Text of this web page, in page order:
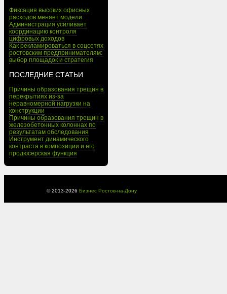
Фиксация высоких офисных
расходов меняет модели
Администрация усиливает
координацию контроля
цифровых доходов
Как рекламироваться в соцсетях
ростовским предпринимателям:
выбор площадок и стратегия
ПОСЛЕДНИЕ СТАТЬИ
Причины образования трещин в
перекрытиях из-за
неравномерной нагрузки на
конструкции
Причины образования трещин в
железобетонных колоннах по
результатам обследования
Инструмент динамического
контраста в композиции и его
продюсерская функция
© 2013-2026 Бизнес Ростов-на-Дону